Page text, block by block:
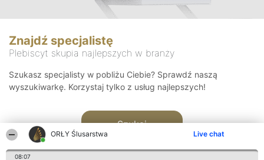
ORŁY Ślusarstwa Live chat
08:07
Znajdź specjalistę
Plebiscyt skupia najlepszych w branży
Szukasz specjalisty w pobliżu Ciebie? Sprawdź naszą
wyszukiwarkę. Korzystaj tylko z usług najlepszych!
Szukaj